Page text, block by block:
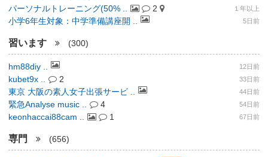
パーソナルトレーニング(50% .. 2 １年以上
小学6年生対象：中学準備講座開 .. 5日前
習います (300)
hm88diy .. 12日前
kubet9x .. 2 33日前
東京 大阪の素人女子出張サービ .. 44日前
緊急Analyse music .. 4 54日前
keonhaccai88cam .. 1 67日前
専門 (656)